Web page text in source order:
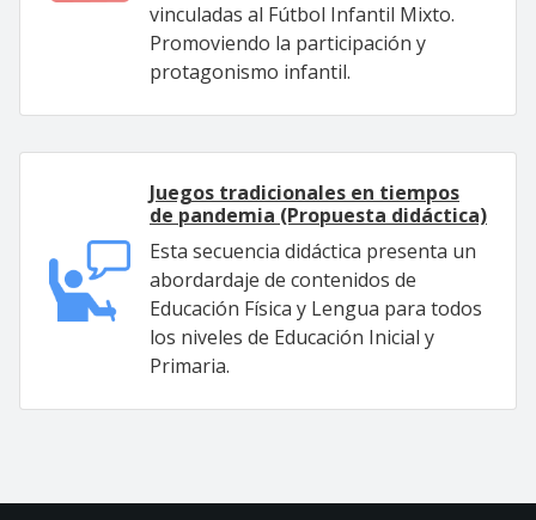
vinculadas al Fútbol Infantil Mixto.
Promoviendo la participación y
protagonismo infantil.
Juegos tradicionales en tiempos
de pandemia (Propuesta didáctica)
Esta secuencia didáctica presenta un
abordardaje de contenidos de
Educación Física y Lengua para todos
los niveles de Educación Inicial y
Primaria.